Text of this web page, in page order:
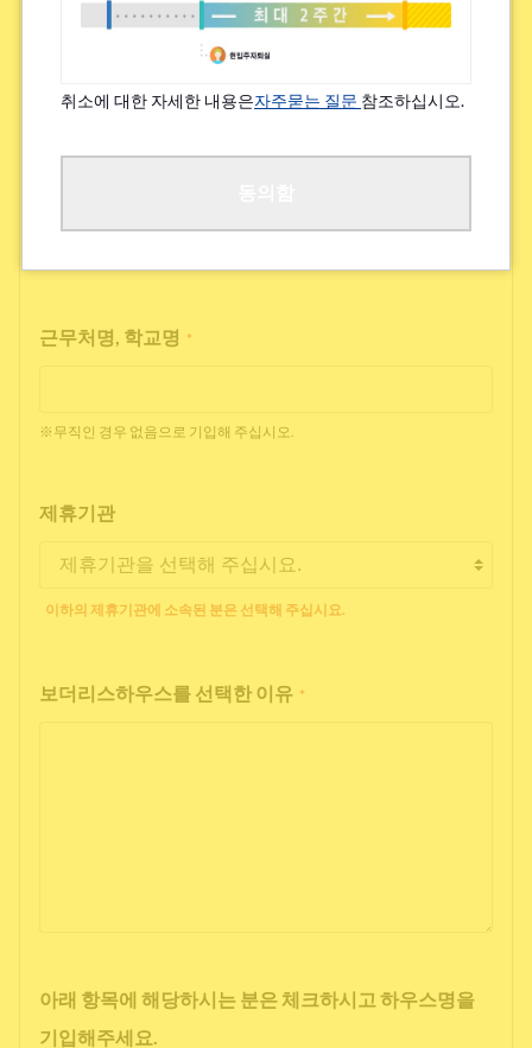
특기할 알레르기/지병 등 *
※쾌적한 거주를 위해 여쭙고 있습니다.
근무처명, 학교명 *
※무직인 경우 없음으로 기입해 주십시오.
제휴기관
이하의 제휴기관에 소속된 분은 선택해 주십시요.
보더리스하우스를 선택한 이유 *
아래 항목에 해당하시는 분은 체크하시고 하우스명을
기입해주세요.
취소에 대한 자세한 내용은자주묻는 질문 참조하십시오.